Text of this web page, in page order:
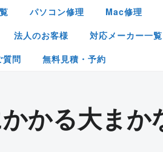
パソコン修理
Mac修理
法人のお客様
対応メーカー一覧
質問
無料見積・予約
かる大ま